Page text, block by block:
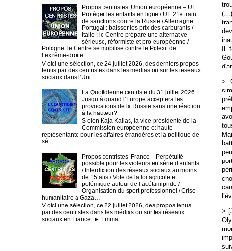
(…)
Il
>
>
Propos centristes. Union européenne – UE:
Protéger les enfants en ligne / UE:21e train
de sanctions contre la Russie / Allemagne,
Portugal : baisser les prix des carburants /
Italie : le Centre prépare une alternative
sérieuse, réformiste et pro-européenne /
Pologne: le Centre se mobilise contre le Polexit de
l’extrême-droite…
V oici une sélection, ce 24 juillet 2026, des derniers propos
tenus par des centristes dans les médias ou sur les réseaux
sociaux dans l’Uni...
La Quotidienne centriste du 31 juillet 2026.
Jusqu’à quand l’Europe acceptera les
provocations de la Russie sans une réaction
à la hauteur?
S elon Kaja Kallas, la vice-présidente de la
Commission européenne et haute
représentante pour les affaires étrangères et la politique de
sé...
Propos centristes. France – Perpétuité
possible pour les violeurs en série d’enfants
/ Interdiction des réseaux sociaux au moins
de 15 ans / Vote de la loi agricole et
polémique autour de l’acétamipride /
Organisation du sport professionnel / Crise
humanitaire à Gaza…
V oici une sélection, ce 22 juillet 2026, des propos tenus
par des centristes dans les médias ou sur les réseaux
sociaux en France. ► Emma...